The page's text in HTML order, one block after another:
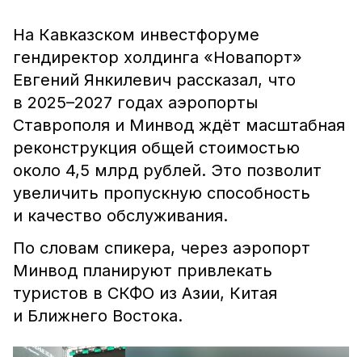
На Кавказском инвестфоруме
гендиректор холдинга «Новапорт»
Евгений Янкилевич рассказал, что
в 2025–2027 годах аэропорты
Ставрополя и Минвод ждёт масштабная
реконструкция общей стоимостью
около 4,5 млрд рублей. Это позволит
увеличить пропускную способность
и качество обслуживания.
По словам спикера, через аэропорт
Минвод планируют привлекать
туристов в СКФО из Азии, Китая
и Ближнего Востока.